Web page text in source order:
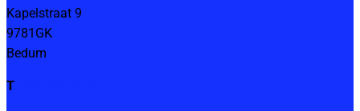
Kapelstraat 9
9781GK
Bedum
T